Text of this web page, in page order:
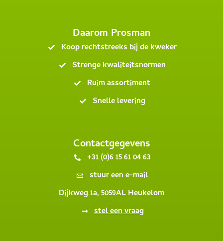
Daarom Prosman
Koop rechtstreeks bij de kweker
Strenge kwaliteitsnormen
Ruim assortiment
Snelle levering
Contactgegevens
+31 (0)6 15 61 04 63
stuur een e-mail
Dijkweg 1a, 5059AL Heukelom
stel een vraag